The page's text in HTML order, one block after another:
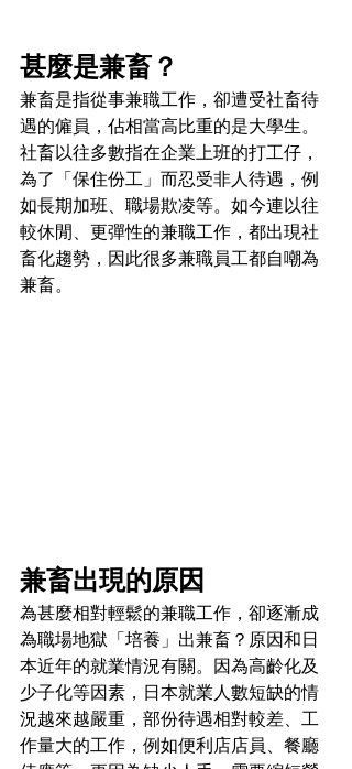
甚麼是兼畜？
兼畜是指從事兼職工作，卻遭受社畜待
遇的僱員，佔相當高比重的是大學生。
社畜以往多數指在企業上班的打工仔，
為了「保住份工」而忍受非人待遇，例
如長期加班、職場欺凌等。如今連以往
較休閒、更彈性的兼職工作，都出現社
畜化趨勢，因此很多兼職員工都自嘲為
兼畜。
兼畜出現的原因
為甚麼相對輕鬆的兼職工作，卻逐漸成
為職場地獄「培養」出兼畜？原因和日
本近年的就業情況有關。因為高齡化及
少子化等因素，日本就業人數短缺的情
況越來越嚴重，部份待遇相對較差、工
作量大的工作，例如便利店店員、餐廳